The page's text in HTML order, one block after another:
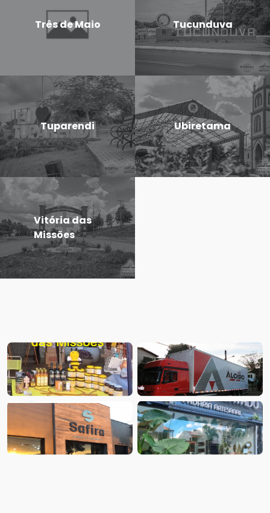
Três de Maio Tucunduva
Tuparendi Ubiretama
Vitória das
Missões